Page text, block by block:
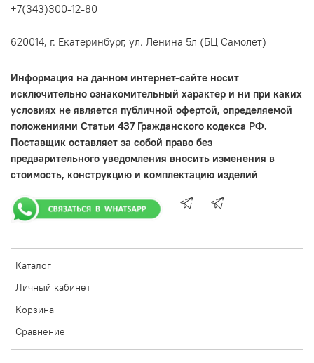
Каталог
Личный кабинет
Корзина
Сравнение
+7(343)300-12-80
620014, г. Екатеринбург, ул. Ленина 5л (БЦ Самолет)
Информация на данном интернет-сайте носит
исключительно ознакомительный характер и ни при каких
условиях не является публичной офертой, определяемой
положениями Статьи 437 Гражданского кодекса РФ.
Поставщик оставляет за собой право без
предварительного уведомления вносить изменения в
стоимость, конструкцию и комплектацию изделий